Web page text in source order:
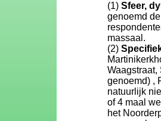
(1) Sfeer,
genoemd
massaal.
(2)
Waagstraat,
genoemd) ,
natuurlijk
of 4 maal
het